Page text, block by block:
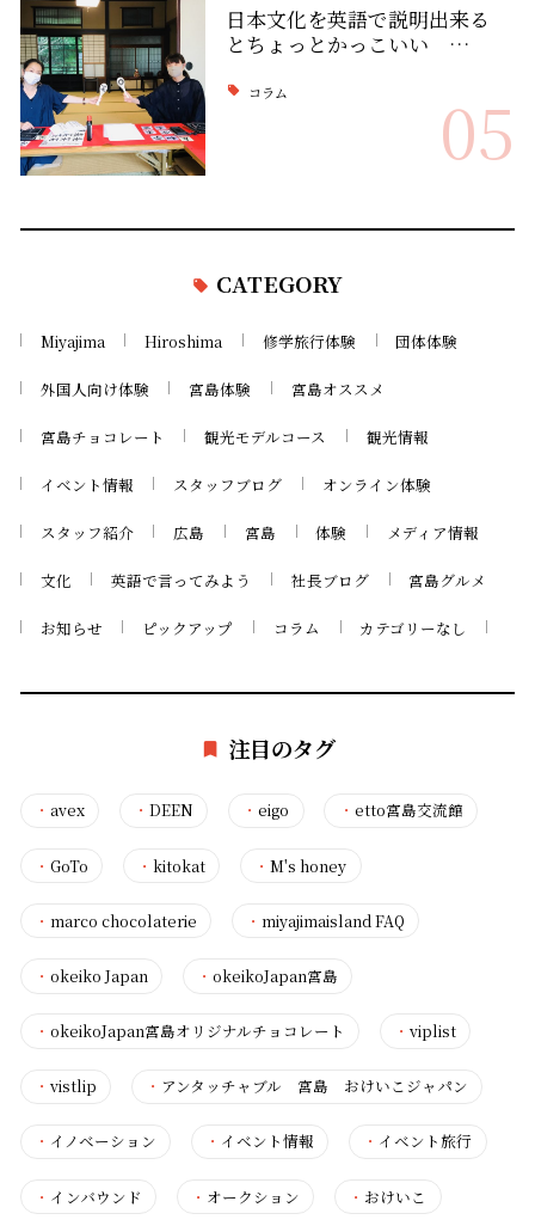
日本文化を英語で説明出来る
とちょっとかっこいい …
コラム 05
CATEGORY
Miyajima Hiroshima 修学旅行体験 団体体験
外国人向け体験 宮島体験 宮島オススメ
宮島チョコレート 観光モデルコース 観光情報
イベント情報 スタッフブログ オンライン体験
スタッフ紹介 広島 宮島 体験 メディア情報
文化 英語で言ってみよう 社長ブログ 宮島グルメ
お知らせ ピックアップ コラム カテゴリーなし
注目のタグ
・ avex ・DEEN ・eigo ・ etto宮島交流館
・ GoTo ・kitokat ・M's honey
・ marco chocolaterie ・miyajimaisland FAQ
・ okeiko Japan ・okeikoJapan宮島
・ okeikoJapan宮島オリジナルチョコレート ・viplist
・ vistlip ・ アンタッチャブル 宮島 おけいこジャパン
・ イノベーション ・ イベント情報 ・ イベント旅行
・ インバウンド ・ オークション ・ おけいこ